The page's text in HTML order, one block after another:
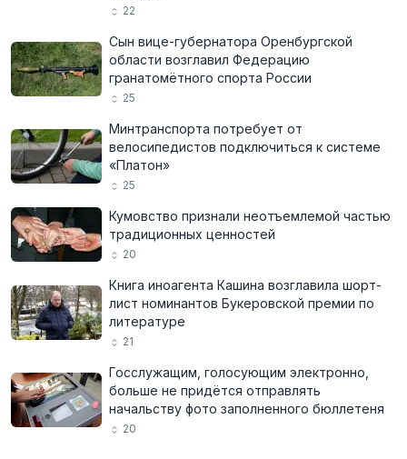
22
Сын вице-губернатора Оренбургской
области возглавил Федерацию
гранатомётного спорта России
25
Минтранспорта потребует от
велосипедистов подключиться к системе
«Платон»
25
Кумовство признали неотъемлемой частью
традиционных ценностей
20
Книга иноагента Кашина возглавила шорт-
лист номинантов Букеровской премии по
литературе
21
Госслужащим, голосующим электронно,
больше не придётся отправлять
начальству фото заполненного бюллетеня
20